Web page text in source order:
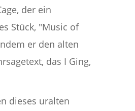
der ein
Stück, "Music of
er den alten
das I Ging,
dieses uralten